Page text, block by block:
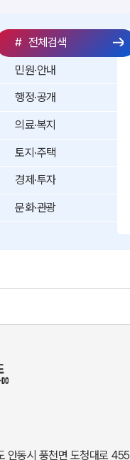
# 전체검색
민원·안내
행정·공개
의료·복지
토지·주택
경제·투자
문화·관광
안동시 풍천면 도청대로 455